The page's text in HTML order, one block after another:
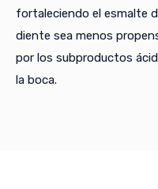
fortaleciendo el esmalte
diente sea menos
por los subproductos
la boca.